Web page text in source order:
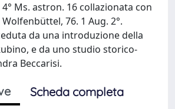
Ms. astron. 16 collazionata con
76. 1 Aug. 2°.
da una introduzione della
e da uno studio storico-
Beccarisi.
Scheda completa